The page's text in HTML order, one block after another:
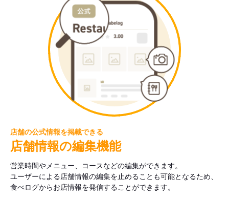
店舗の公式情報を掲載できる
店舗情報の編集機能
営業時間やメニュー、コースなどの編集ができます。
ユーザーによる店舗情報の編集を止めることも可能となるため、
食べログからお店情報を発信することができます。